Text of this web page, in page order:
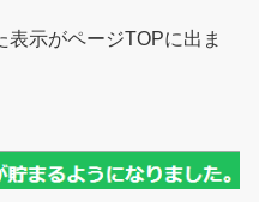
示がページTOPに出ま